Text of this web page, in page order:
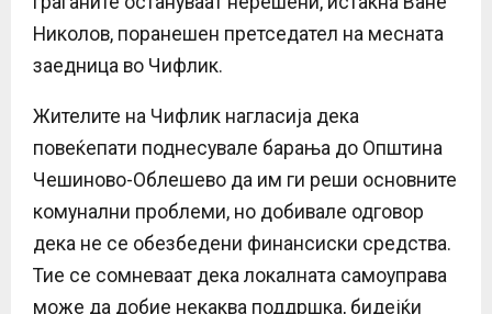
Николов, поранешен претседател на месната
заедница во Чифлик.
Жителите на Чифлик нагласија дека
повеќепати поднесувале барања до Општина
Чешиново-Облешево да им ги реши основните
комунални проблеми, но добивале одговор
дека не се обезбедени финансиски средства.
Тие се сомневаат дека локалната самоуправа
може да добие некаква поддршка, бидејќи